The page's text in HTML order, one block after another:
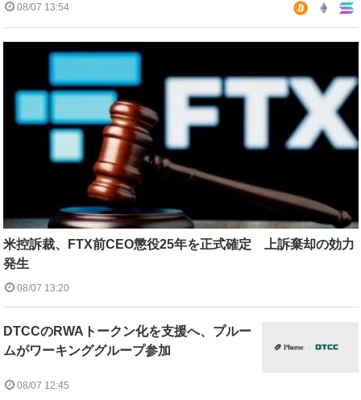
08/07 13:54
米控訴裁、FTX前CEO懲役25年を正式確定 上訴棄却の効力
発生
08/07 13:20
DTCCのRWAトークン化を支援へ、プルー
ムがワーキンググループ参加
08/07 12:45